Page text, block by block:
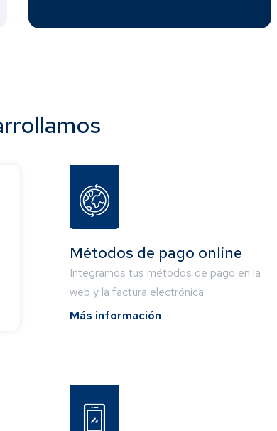
Métodos de pago online
Integramos tus métodos de pago en la
web y la factura electrónica
Más información